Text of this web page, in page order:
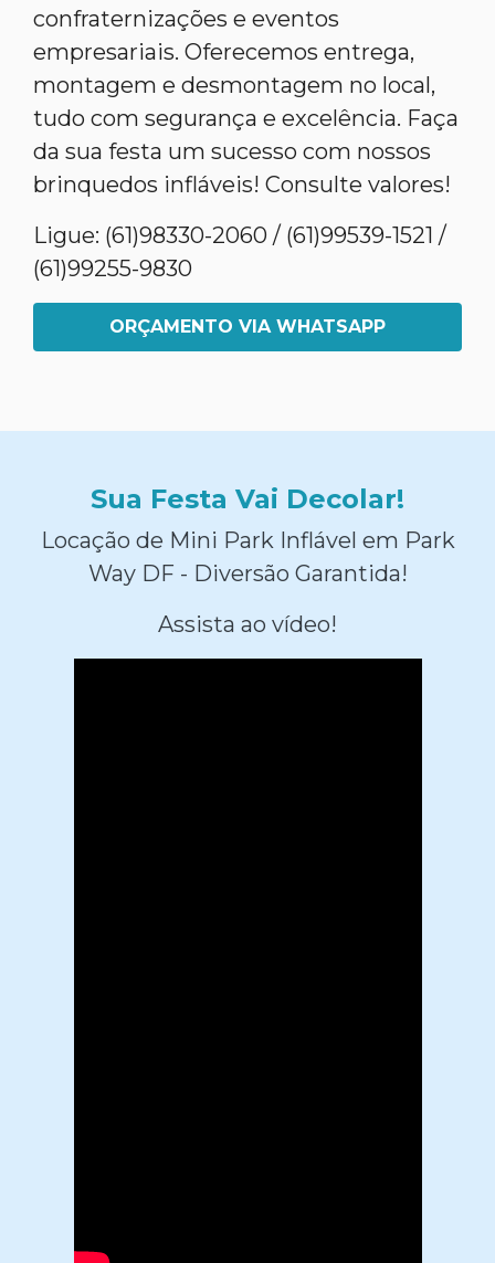
confraternizações e eventos
empresariais. Oferecemos entrega,
montagem e desmontagem no local,
tudo com segurança e excelência. Faça
da sua festa um sucesso com nossos
brinquedos infláveis! Consulte valores!
Ligue: (61)98330-2060 / (61)99539-1521 /
(61)99255-9830
ORÇAMENTO VIA WHATSAPP
Sua Festa Vai Decolar!
Locação de Mini Park Inflável em Park
Way DF - Diversão Garantida!
Assista ao vídeo!